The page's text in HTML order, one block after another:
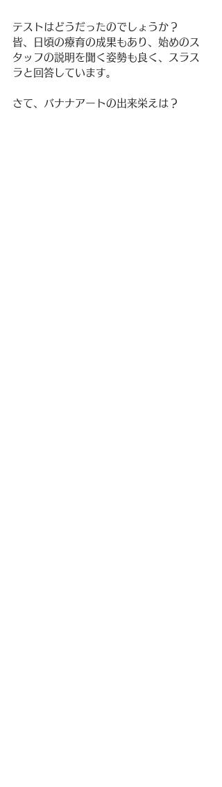
テストはどうだったのでしょうか？
皆、日頃の療育の成果もあり、始めのス
タッフの説明を聞く姿勢も良く、スラス
ラと回答しています。
さて、バナナアートの出来栄えは？